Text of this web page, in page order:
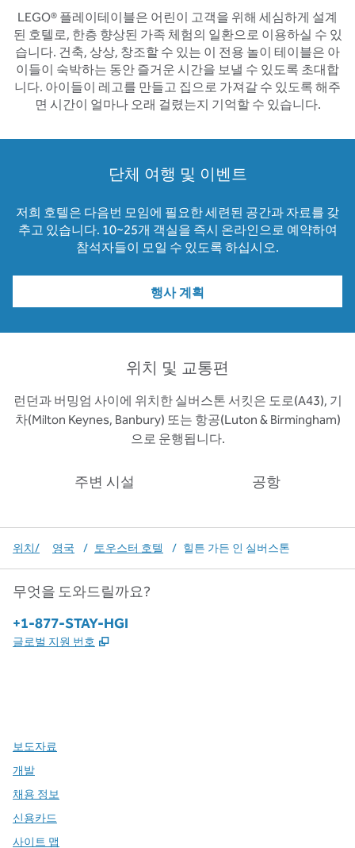
LEGO® 플레이테이블은 어린이 고객을 위해 세심하게 설계
된 호텔로, 한층 향상된 가족 체험의 일환으로 이용하실 수 있
습니다. 건축, 상상, 창조할 수 있는 이 전용 놀이 테이블은 아
이들이 숙박하는 동안 즐거운 시간을 보낼 수 있도록 초대합
니다. 아이들이 레고를 만들고 집으로 가져갈 수 있도록 해주
면 시간이 얼마나 오래 걸렸는지 기억할 수 있습니다.
단체 여행 및 이벤트
저희 호텔은 다음번 모임에 필요한 세련된 공간과 자료를 갖
추고 있습니다. 10~25개 객실을 즉시 온라인으로 예약하여
참석자들이 모일 수 있도록 하십시오.
행사 계획
위치 및 교통편
런던과 버밍엄 사이에 위치한 실버스톤 서킷은 도로(A43), 기
차(Milton Keynes, Banbury) 또는 항공(Luton & Birmingham)
으로 운행됩니다.
주변 시설 공항
위치/ 영국 / 토우스터 호텔 / 힐튼 가든 인 실버스톤
무엇을 도와드릴까요?
전화:
+1-877-STAY-HGI
글로벌 지원 번호 ,
보도자료
개발
채용 정보
신용카드
사이트 맵